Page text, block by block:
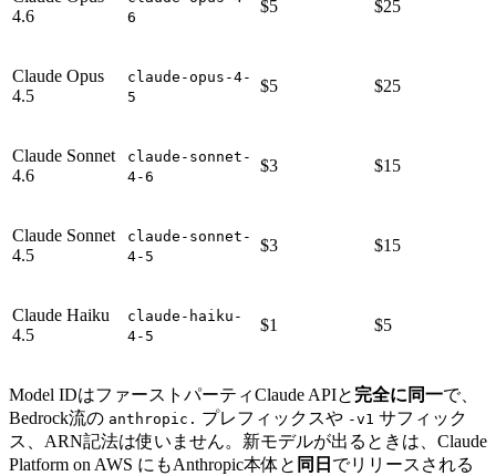
4.6
6
$5 $25
Claude Opus
4.5
claude-opus-4-
5
$5 $25
Claude Sonnet
4.6
claude-sonnet-
4-6
$3 $15
Claude Sonnet
4.5
claude-sonnet-
4-5
$3 $15
Claude Haiku
4.5
claude-haiku-
4-5
$1 $5
Model IDはファーストパーティClaude APIと 完全に同一で、
Bedrock流の anthropic. プレフィックスや -v1 サフィック
ス、ARN記法は使いません。新モデルが出るときは、Claude
Platform on AWS にもAnthropic本体と 同日 でリリースされる